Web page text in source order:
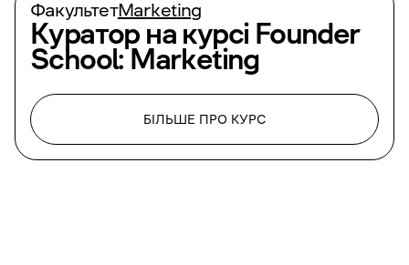
ФакультетMarketing
Куратор на курсі Founder
School: Marketing
БІЛЬШЕ ПРО КУРС